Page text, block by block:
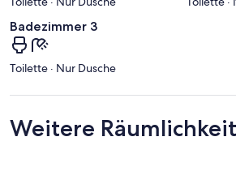
Badezimmer 3
Toilette · Nur Dusche
Weitere